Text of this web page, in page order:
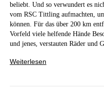
beliebt. Und so verwundert es
vom RSC Tittling aufmachten,
können. Für das über 200 km
Vorfeld viele helfende Hände
und jenes, verstauten Räder und
Weiterlesen